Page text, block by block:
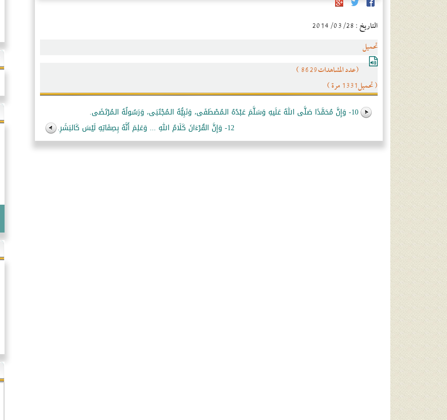
التاريخ : 2014/03/28
تحميل
(عدد المشاهدات8629 )
( تحميل1331 مرة )
10- وَإِنَّ مُحَمَّدًا صَلَّى اللهُ عَلَيهِ وَسَلَّمَ عَبْدُهُ الـمُصْطَفَى، وَنَبِيُّهُ الـمُجْتَبَى، وَرَسُولُهُ الـمُرْتَضَى.
12- وَإِنَّ القُرْءَانَ كَلَامُ اللهِ ... وَعَلِمَ أَنَّهُ بِصِفَاتِهِ لَيْسَ كَالبَشَرِ.